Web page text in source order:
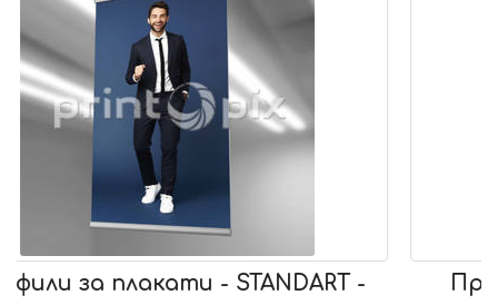
Профили за плакати - тънък -